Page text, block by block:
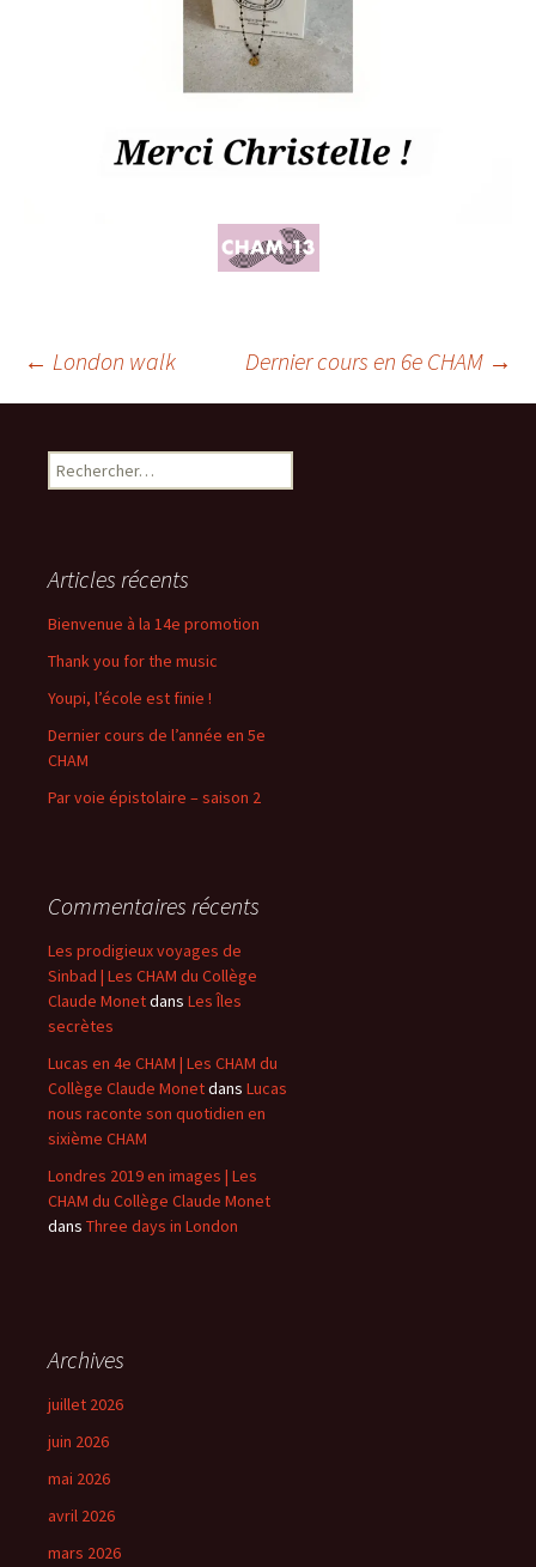
Navigation
des
← London walk Dernier cours en 6e CHAM →
Rechercher :
Articles récents
Bienvenue à la 14e promotion
Thank you for the music
Youpi, l’école est finie !
Dernier cours de l’année en 5e
CHAM
Par voie épistolaire – saison 2
Commentaires récents
Les prodigieux voyages de
Sinbad | Les CHAM du Collège
Claude Monetdans Les Îles
secrètes
Lucas en 4e CHAM | Les CHAM du
Collège Claude Monetdans Lucas
nous raconte son quotidien en
sixième CHAM
Londres 2019 en images | Les
CHAM du Collège Claude Monet
dans Three days in London
Archives
juillet 2026
juin 2026
mai 2026
avril 2026
mars 2026